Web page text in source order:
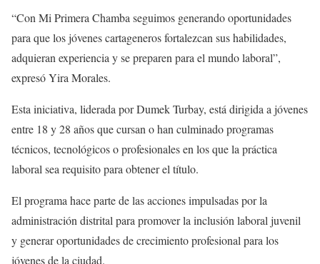
“Con Mi Primera Chamba seguimos generando oportunidades
para que los jóvenes cartageneros fortalezcan sus habilidades,
adquieran experiencia y se preparen para el mundo laboral”,
expresó Yira Morales.
Esta iniciativa, liderada por Dumek Turbay, está dirigida a jóvenes
entre 18 y 28 años que cursan o han culminado programas
técnicos, tecnológicos o profesionales en los que la práctica
laboral sea requisito para obtener el título.
El programa hace parte de las acciones impulsadas por la
administración distrital para promover la inclusión laboral juvenil
y generar oportunidades de crecimiento profesional para los
jóvenes de la ciudad.